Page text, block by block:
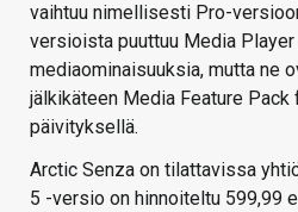
vaihtuu nimellisesti Pro-
versioista puuttuu Media
mediaominaisuuksia, mutta ne
jälkikäteen Media Feature
päivityksellä.
Arctic Senza on tilattavissa
5 -versio on hinnoiteltu 599,99